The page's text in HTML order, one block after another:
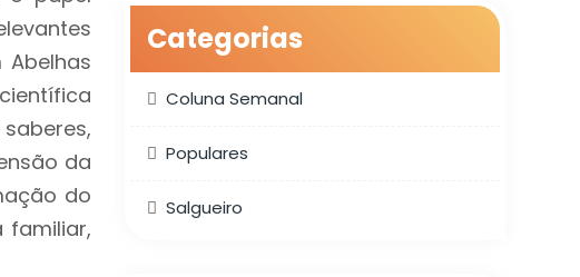
Abelhas
da
do
familiar,
Categorias
Coluna Semanal
Populares
Salgueiro